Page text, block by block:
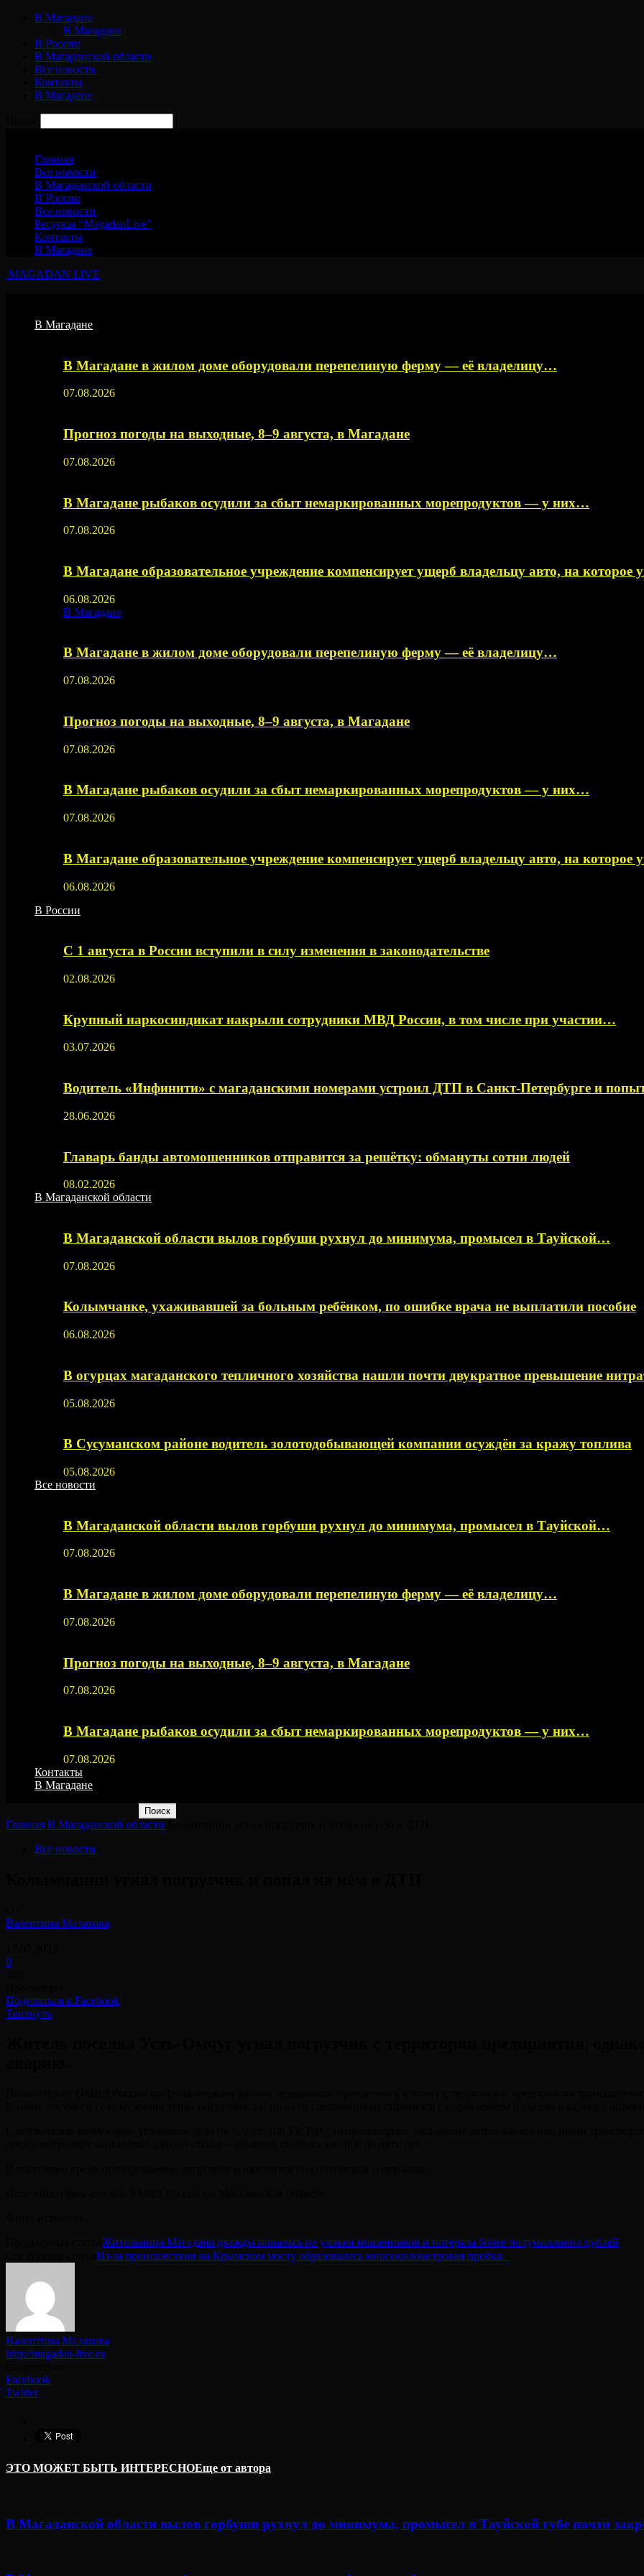
В Магадане
В Магадане
В России
В Магаданской области
Все новости
Контакты
В Магадане
Главная
Все новости
В Магаданской области
В России
Все новости
Ресурсы “MagadanLive”
Контакты
В Магадане
MAGADAN LIVE
В Магадане
В Магадане в жилом доме оборудовали перепелиную ферму — её владелицу…
07.08.2026
Прогноз погоды на выходные, 8–9 августа, в Магадане
07.08.2026
В Магадане рыбаков осудили за сбыт немаркированных морепродуктов — у них…
07.08.2026
В Магадане образовательное учреждение компенсирует ущерб владельцу авто, на которое
06.08.2026
В Магадане
В Магадане в жилом доме оборудовали перепелиную ферму — её владелицу…
07.08.2026
Прогноз погоды на выходные, 8–9 августа, в Магадане
07.08.2026
В Магадане рыбаков осудили за сбыт немаркированных морепродуктов — у них…
07.08.2026
В Магадане образовательное учреждение компенсирует ущерб владельцу авто, на которое
06.08.2026
В России
С 1 августа в России вступили в силу изменения в законодательстве
02.08.2026
Крупный наркосиндикат накрыли сотрудники МВД России, в том числе при участии…
03.07.2026
Водитель «Инфинити» с магаданскими номерами устроил ДТП в Санкт-Петербурге и
28.06.2026
Главарь банды автомошенников отправится за решётку: обмануты сотни людей
08.02.2026
В Магаданской области
В Магаданской области вылов горбуши рухнул до минимума, промысел в Тауйской…
07.08.2026
Колымчанке, ухаживавшей за больным ребёнком, по ошибке врача не выплатили пособие
06.08.2026
В огурцах магаданского тепличного хозяйства нашли почти двукратное превышение
05.08.2026
В Сусуманском районе водитель золотодобывающей компании осуждён за кражу топлива
05.08.2026
Все новости
В Магаданской области вылов горбуши рухнул до минимума, промысел в Тауйской…
07.08.2026
В Магадане в жилом доме оборудовали перепелиную ферму — её владелицу…
07.08.2026
Прогноз погоды на выходные, 8–9 августа, в Магадане
07.08.2026
В Магадане рыбаков осудили за сбыт немаркированных морепродуктов — у них…
07.08.2026
Контакты
В Магадане
Главная В Магаданской области
Все новости
Валентина Малахова
0
Поделиться в Facebook
Твитнуть
Жительница Магадана дважды попалась на уловки мошенников и потеряла более полумиллиона рублей
Из-за происшествия на Крымском мосту образовалась многокилометровая пробка⠀
Валентина Малахова
http://magadan-live.ru
Facebook
Twitter
ЭТО МОЖЕТ БЫТЬ ИНТЕРЕСНОЕще от автора
В Магаданской области вылов горбуши рухнул до минимума, промысел в Тауйской губе почти